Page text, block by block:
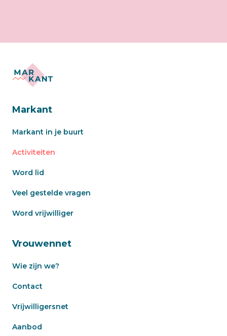
Markant
Markant in je buurt
Activiteiten
Word lid
Veel gestelde vragen
Word vrijwilliger
Vrouwennet
Wie zijn we?
Contact
Vrijwilligersnet
Aanbod